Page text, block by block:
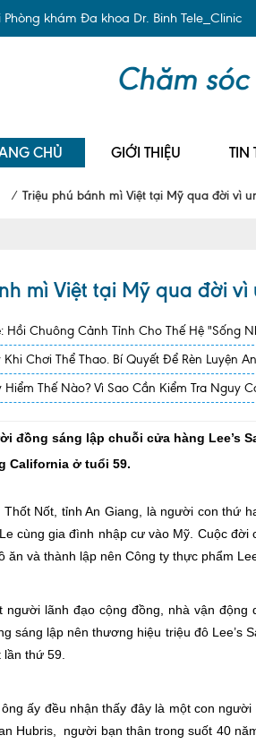
khám Đa khoa Dr. Binh Tele_Clinic
CHỦ GIỚI THIỆU TIN
/ Triệu phú bánh mì Việt tại Mỹ qua đời vì
mì Việt tại Mỹ qua đời
Hồi Chuông Cảnh Tỉnh Cho Thế Hệ "Sống
Chơi Thể Thao. Bí Quyết Để Rèn Luyện
Thế Nào? Vì Sao Cần Kiểm Tra Nguy
đồng sáng lập chuỗi cửa hàng Lee’s
California ở tuổi 59.
Thốt Nốt, tỉnh An Giang, là người con thứ
cùng gia đình nhập cư vào Mỹ. Cuộc
ăn và thành lập nên Công ty thực phẩm
người lãnh đạo cộng đồng, nhà vận
sáng lập nên thương hiệu triệu đô Lee’s
thứ 59.
ấy đều nhận thấy đây là một con
Hubris, người bạn thân trong suốt 40